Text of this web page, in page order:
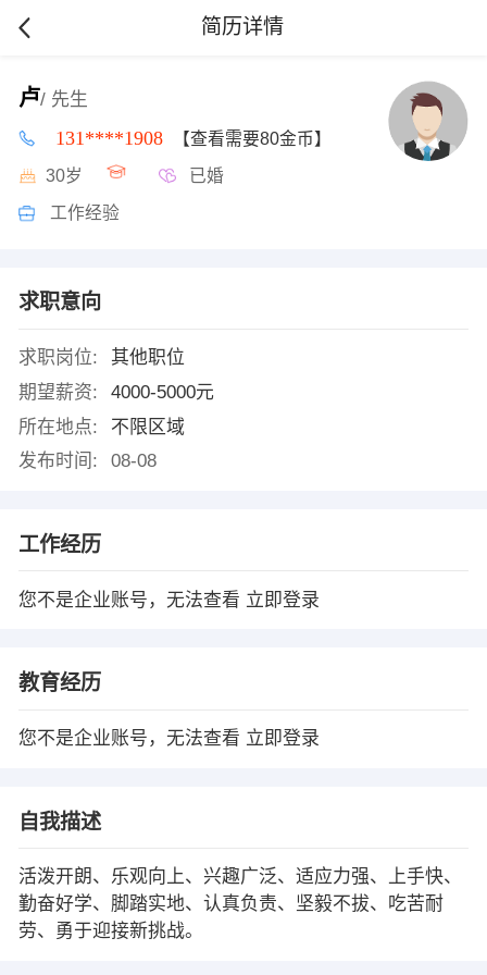
简历详情
卢/ 先生
131****1908 【查看需要80金币】
30岁 已婚
工作经验
求职意向
求职岗位:
其他职位
期望薪资:
4000-5000元
所在地点:
不限区域
发布时间:
08-08
工作经历
您不是企业账号，无法查看 立即登录
教育经历
您不是企业账号，无法查看 立即登录
自我描述
活泼开朗、乐观向上、兴趣广泛、适应力强、上手快、
勤奋好学、脚踏实地、认真负责、坚毅不拔、吃苦耐
劳、勇于迎接新挑战。